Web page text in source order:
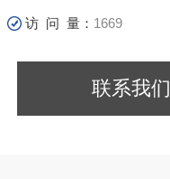
访 问 量： 1669
联系我们